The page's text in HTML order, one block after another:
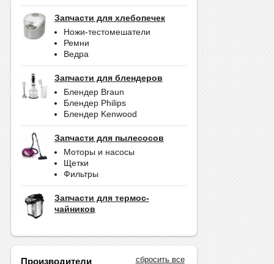
Запчасти для хлебопечек
Ножи-тестомешатели
Ремни
Ведра
Запчасти для блендеров
Блендер Braun
Блендер Philips
Блендер Kenwood
Запчасти для пылесосов
Моторы и насосы
Щетки
Фильтры
Запчасти для термос-
чайников
сбросить все
Производители